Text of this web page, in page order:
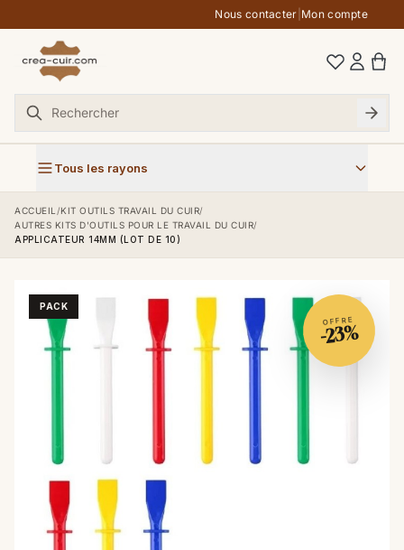
Nous contacter Mon compte
Tous les rayons
ACCUEIL /KIT OUTILS TRAVAIL DU CUIR/
AUTRES KITS D'OUTILS POUR LE TRAVAIL DU CUIR/
APPLICATEUR 14MM (LOT DE 10)
PACK
OFFRE
-23%